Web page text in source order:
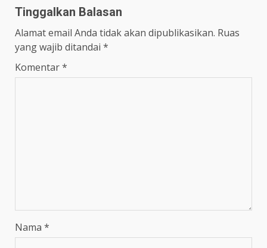
Tinggalkan Balasan
Alamat email Anda tidak akan dipublikasikan. Ruas
yang wajib ditandai *
Komentar*
Nama *